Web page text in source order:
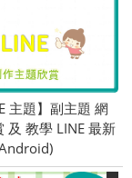
主題】副主題 網
及 教學 LINE 最新